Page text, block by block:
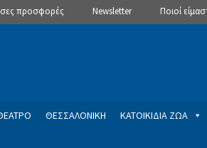
προσφορές Newsletter Ποιοί
ΘΕΣΣΑΛΟΝΙΚΗ ΚΑΤΟΙΚΙΔΙΑ ΖΩΑ